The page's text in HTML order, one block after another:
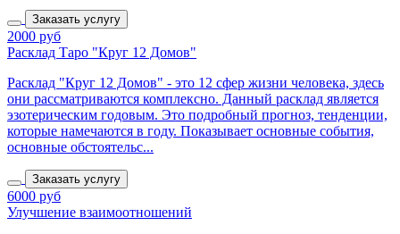
Заказать услугу
2000 руб
Расклад Таро "Круг 12 Домов"
Расклад "Круг 12 Домов" - это 12 сфер жизни человека, здесь
они рассматриваются комплексно. Данный расклад является
эзотерическим годовым. Это подробный прогноз, тенденции,
которые намечаются в году. Показывает основные события,
основные обстоятельс...
Заказать услугу
6000 руб
Улучшение взаимоотношений